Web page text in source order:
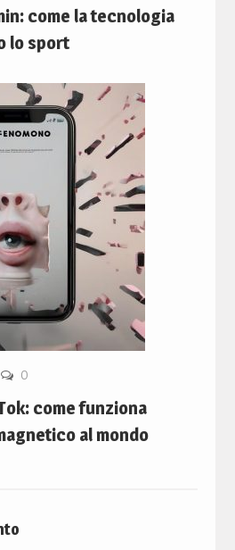
come la tecnologia
lo sport
0
come funziona
al mondo